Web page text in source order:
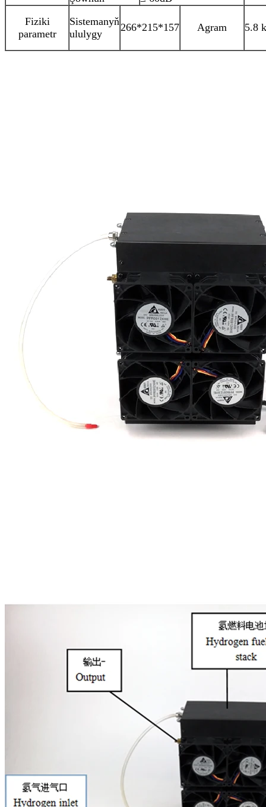
Fiziki
parametr
Sistemanyň
ululygy
266*215*157 Agram 5.8